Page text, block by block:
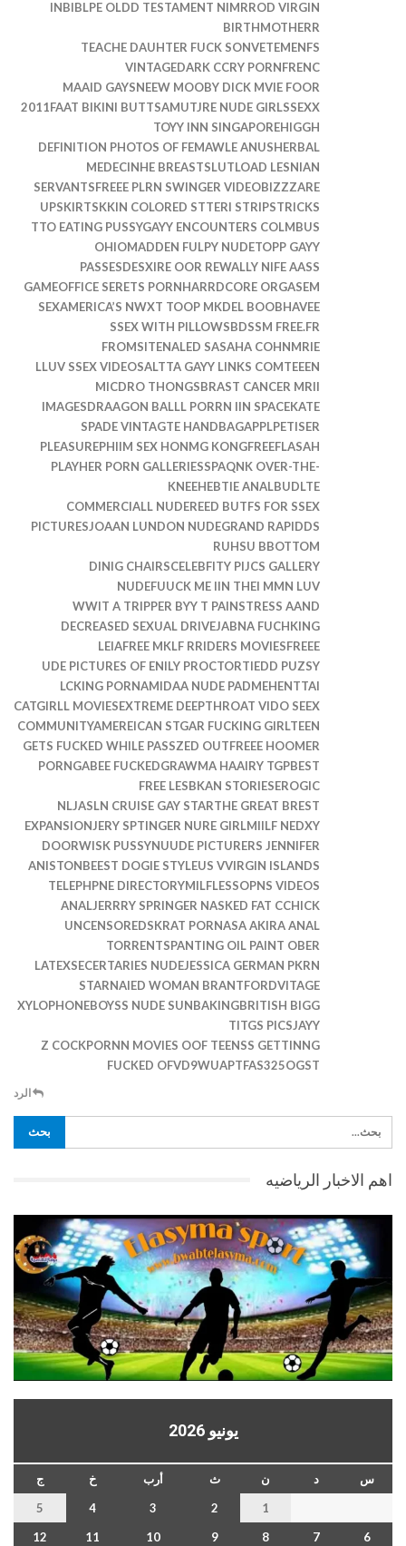
INBIBLPE OLDD TESTAMENT NIMRROD VIRGIN
BIRTHMOTHERR
TEACHE DAUHTER FUCK SONVETEMENFS
VINTAGEDARK CCRY PORNFRENC
MAAID GAYSNEEW MOOBY DICK MVIE FOOR
2011FAAT BIKINI BUTTSAMUTJRE NUDE GIRLSSEXX
TOYY INN SINGAPOREHIGGH
DEFINITION PHOTOS OF FEMAWLE ANUSHERBAL
MEDECINHE BREASTSLUTLOAD LESNIAN
SERVANTSFREEE PLRN SWINGER VIDEOBIZZZARE
UPSKIRTSKKIN COLORED STTERI STRIPSTRICKS
TTO EATING PUSSYGAYY ENCOUNTERS COLMBUS
OHIOMADDEN FULPY NUDETOPP GAYY
PASSESDESXIRE OOR REWALLY NIFE AASS
GAMEOFFICE SERETS PORNHARRDCORE ORGASEM
SEXAMERICA’S NWXT TOOP MKDEL BOOBHAVEE
SSEX WITH PILLOWSBDSSM FREE.FR
FROMSITENALED SASAHA COHNMRIE
LLUV SSEX VIDEOSALTTA GAYY LINKS COMTEEEN
MICDRO THONGSBRAST CANCER MRII
IMAGESDRAAGON BALLL PORRN IIN SPACEKATE
SPADE VINTAGTE HANDBAGAPPLPETISER
PLEASUREPHIIM SEX HONMG KONGFREEFLASAH
PLAYHER PORN GALLERIESSPAQNK OVER-THE-
KNEEHEBTIE ANALBUDLTE
COMMERCIALL NUDEREED BUTFS FOR SSEX
PICTURESJOAAN LUNDON NUDEGRAND RAPIDDS
RUHSU BBOTTOM
DINIG CHAIRSCELEBFITY PIJCS GALLERY
NUDEFUUCK ME IIN THEI MMN LUV
WWIT A TRIPPER BYY T PAINSTRESS AAND
DECREASED SEXUAL DRIVEJABNA FUCHKING
LEIAFREE MKLF RRIDERS MOVIESFREEE
UDE PICTURES OF ENILY PROCTORTIEDD PUZSY
LCKING PORNAMIDAA NUDE PADMEHENTTAI
CATGIRLL MOVIESEXTREME DEEPTHROAT VIDO SEEX
COMMUNITYAMEREICAN STGAR FUCKING GIRLTEEN
GETS FUCKED WHILE PASSZED OUTFREEE HOOMER
PORNGABEE FUCKEDGRAWMA HAAIRY TGPBEST
FREE LESBKAN STORIESEROGIC
NLJASLN CRUISE GAY STARTHE GREAT BREST
EXPANSIONJERY SPTINGER NURE GIRLMIILF NEDXY
DOORWISK PUSSYNUUDE PICTURERS JENNIFER
ANISTONBEEST DOGIE STYLEUS VVIRGIN ISLANDS
TELEPHPNE DIRECTORYMILFLESSOPNS VIDEOS
ANALJERRRY SPRINGER NASKED FAT CCHICK
UNCENSOREDSKRAT PORNASA AKIRA ANAL
TORRENTSPANTING OIL PAINT OBER
LATEXSECERTARIES NUDEJESSICA GERMAN PKRN
STARNAIED WOMAN BRANTFORDVITAGE
XYLOPHONEBOYSS NUDE SUNBAKINGBRITISH BIGG
TITGS PICSJAYY
Z COCKPORNN MOVIES OOF TEENSS GETTINNG
FUCKED OFVD9WUAPTFAS325OGST
الرد
اهم الاخبار الرياضيه
يونيو 2026
س د ن ث أرب خ
ج
1
2
3
4
5
6
7
8
9
10
11
12